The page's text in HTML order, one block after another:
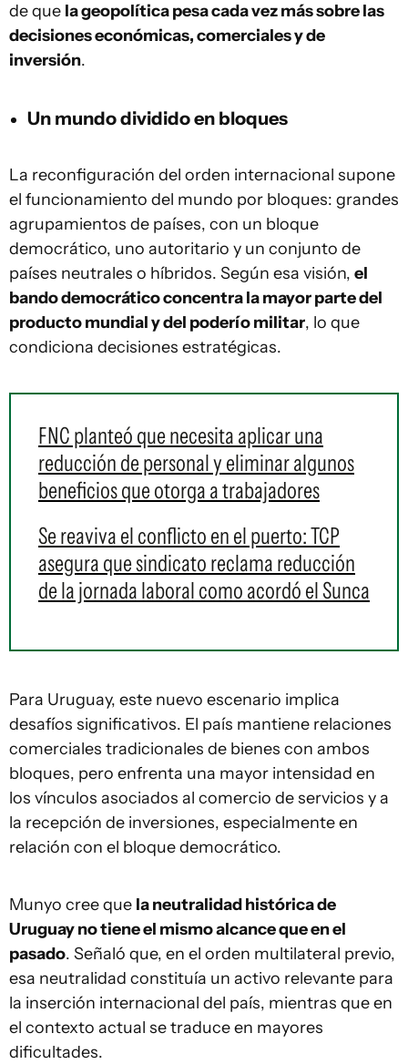
de que la geopolítica pesa cada vez más sobre las
decisiones económicas, comerciales y de
inversión.
Un mundo dividido en bloques
La reconfiguración del orden internacional supone
el funcionamiento del mundo por bloques: grandes
agrupamientos de países, con un bloque
democrático, uno autoritario y un conjunto de
países neutrales o híbridos. Según esa visión, el
bando democrático concentra la mayor parte del
producto mundial y del poderío militar, lo que
condiciona decisiones estratégicas.
FNC planteó que necesita aplicar una
reducción de personal y eliminar algunos
beneficios que otorga a trabajadores
Se reaviva el conflicto en el puerto: TCP
asegura que sindicato reclama reducción
de la jornada laboral como acordó el Sunca
Para Uruguay, este nuevo escenario implica
desafíos significativos. El país mantiene relaciones
comerciales tradicionales de bienes con ambos
bloques, pero enfrenta una mayor intensidad en
los vínculos asociados al comercio de servicios y a
la recepción de inversiones, especialmente en
relación con el bloque democrático.
Munyo cree que la neutralidad histórica de
Uruguay no tiene el mismo alcance que en el
pasado. Señaló que, en el orden multilateral previo,
esa neutralidad constituía un activo relevante para
la inserción internacional del país, mientras que en
el contexto actual se traduce en mayores
dificultades.